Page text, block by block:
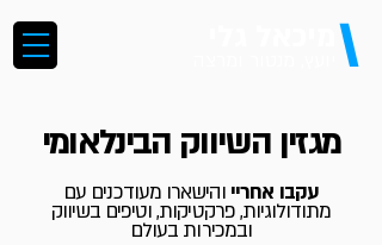
\
מגזין השיווק הבינלאומי
עקבו אחריי והישארו מעודכנים עם
מתודולוגיות, פרקטיקות, וטיפים בשיווק
ובמכירות בעולם